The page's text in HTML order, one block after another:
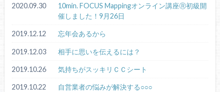
2020.09.30
10min. FOCUS Mappingオンライン講座Ⓡ初級開
催しました！9月26日
2019.12.12 忘年会あるから
2019.12.03 相手に思いを伝えるには？
2019.10.26 気持ちがスッキリＣＣシート
2019.10.22 自営業者の悩みが解決する○○○